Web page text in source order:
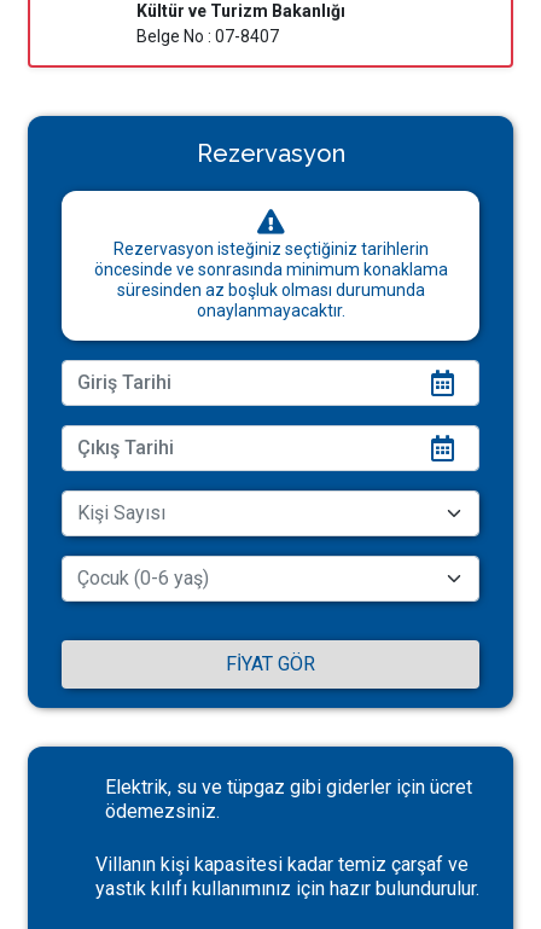
Kültür ve Turizm Bakanlığı
Belge No : 07-8407
Rezervasyon
Rezervasyon isteğiniz seçtiğiniz tarihlerin
öncesinde ve sonrasında minimum konaklama
süresinden az boşluk olması durumunda
onaylanmayacaktır.
FIYAT GÖR
Elektrik, su ve tüpgaz gibi giderler için ücret
ödemezsiniz.
Villanın kişi kapasitesi kadar temiz çarşaf ve
yastık kılıfı kullanımınız için hazır bulundurulur.